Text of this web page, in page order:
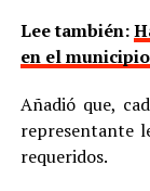
Lee también:
en el
Añadió que,
representante
requeridos.